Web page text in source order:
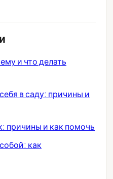
и что делать
в саду: причины и
причины и как помочь
как